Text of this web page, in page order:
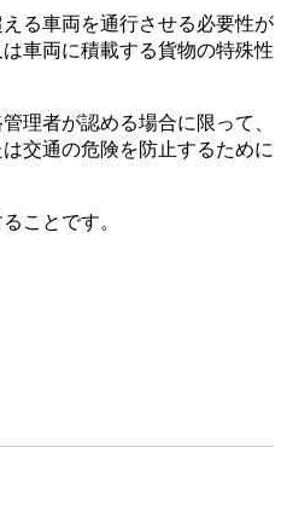
る車両を通行させる必要性が
車両に積載する貨物の特殊性
理者が認める場合に限って、
交通の危険を防止するために
ことです。